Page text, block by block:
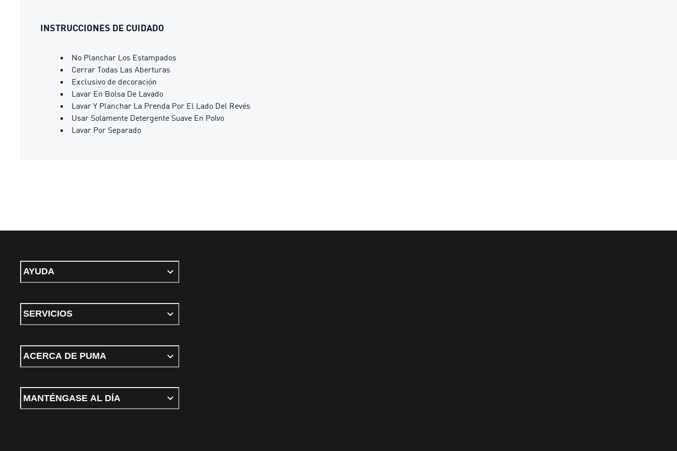
INSTRUCCIONES DE CUIDADO
No Planchar Los Estampados
Cerrar Todas Las Aberturas
Exclusivo de decoración
Lavar En Bolsa De Lavado
Lavar Y Planchar La Prenda Por El Lado Del Revés
Usar Solamente Detergente Suave En Polvo
Lavar Por Separado
AYUDA
SERVICIOS
ACERCA DE PUMA
MANTÉNGASE AL DÍA